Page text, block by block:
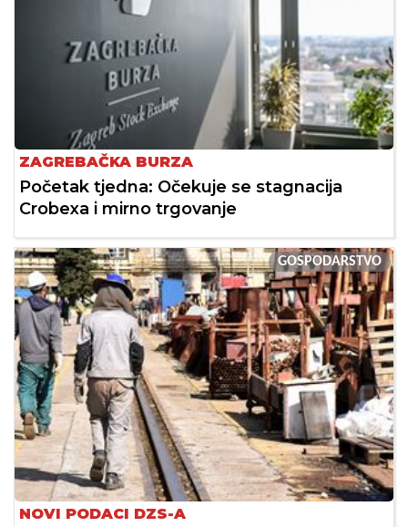
ZAGREBAČKA BURZA
Početak tjedna: Očekuje se stagnacija
Crobexa i mirno trgovanje
GOSPODARSTVO
NOVI PODACI DZS-A